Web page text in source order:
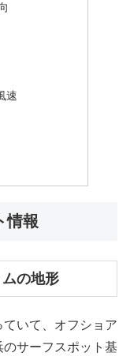
速
情報
の地形
いて、オフショア
サーフスポット基